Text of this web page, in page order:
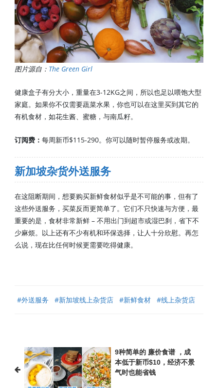
图片源自： The Green Girl
健康盒子有分大小，重量在3-12KG之间，所以也足以喂饱大型
家庭。如果你不仅需要蔬菜水果，你也可以在这里买到其它的
有机食材，如花生酱、蜜糖，与南瓜籽。
订阅费： 每周新币$115-290。你可以随时暂停服务或改期。
新加坡杂货外送服务
在这阻断期间，想要购买新鲜食材似乎是不可能的事，但有了
这些外送服务，买菜反而更简单了。它们不只快速与方便，最
重要的是，食材非常新鲜 – 不用出门到超市或湿巴刹，省下不
少麻烦。以上还有不少有机和环保选择，让人十分欣慰。再怎
么说，现在比任何时候更需要吃得健康。
#外送服务 #新加坡线上杂货店 #新鲜食材 #线上杂货店
9种简单的 廉价食谱 ，成
本低于新币$10，经济不景
气时也能省钱